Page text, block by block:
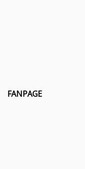
FANPAGE